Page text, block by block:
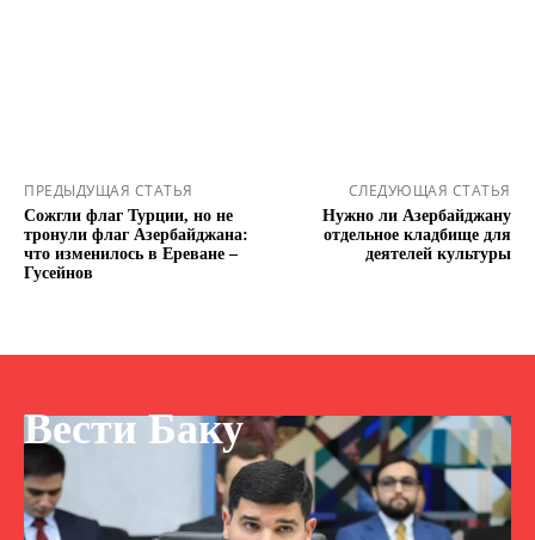
ПРЕДЫДУЩАЯ СТАТЬЯ
Сожгли флаг Турции, но не
тронули флаг Азербайджана:
что изменилось в Ереване –
Гусейнов
СЛЕДУЮЩАЯ СТАТЬЯ
Нужно ли Азербайджану
отдельное кладбище для
деятелей культуры
Вести Баку